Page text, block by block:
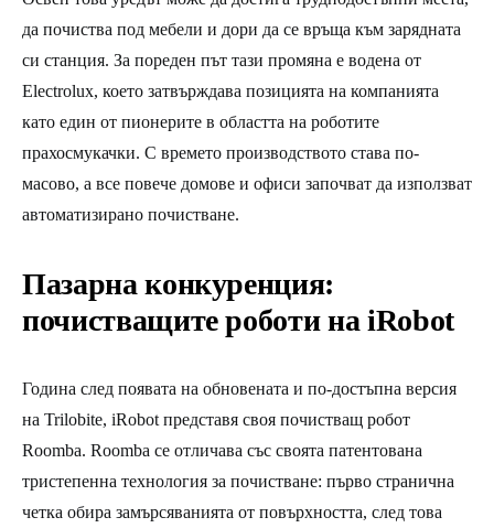
да почиства под мебели и дори да се връща към зарядната
си станция. За пореден път тази промяна е водена от
Electrolux, което затвърждава позицията на компанията
като един от пионерите в областта на роботите
прахосмукачки. С времето производството става по-
масово, а все повече домове и офиси започват да използват
автоматизирано почистване.
Пазарна конкуренция:
почистващите роботи на iRobot
Година след появата на обновената и по-достъпна версия
на Trilobite, iRobot представя своя почистващ робот
Roomba. Roomba се отличава със своята патентована
тристепенна технология за почистване: първо странична
четка обира замърсяванията от повърхността, след това